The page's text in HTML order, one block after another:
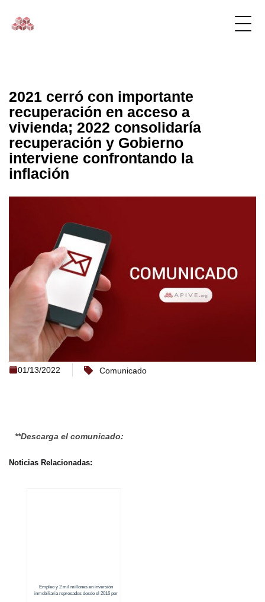
2021 cerró con importante
recuperación en acceso a
vivienda; 2022 consolidaría
recuperación y Gobierno
interviene confrontando la
inflación
01/13/2022 Comunicado
**Descarga el comunicado:
Noticias Relacionadas:
Empleo y 2 mil millones en inversión
inmobiliaria represados desde el 2016 por